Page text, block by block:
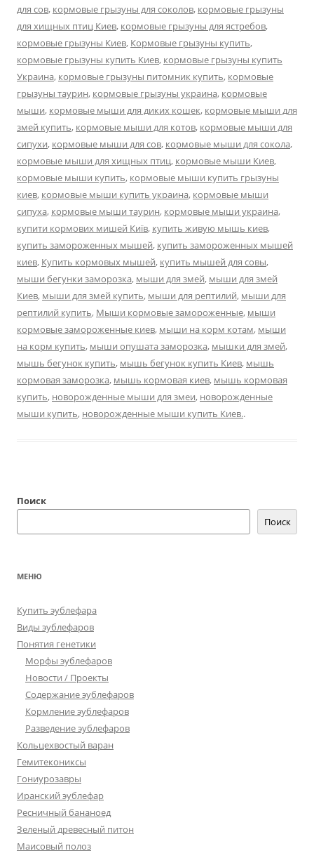
для сов, кормовые грызуны для соколов, кормовые грызуны
для хищных птиц Киев, кормовые грызуны для ястребов,
кормовые грызуны Киев, Кормовые грызуны купить,
кормовые грызуны купить Киев, кормовые грызуны купить
Украина, кормовые грызуны питомник купить, кормовые
грызуны таурин, кормовые грызуны украина, кормовые
мыши, кормовые мыши для диких кошек, кормовые мыши для
змей купить, кормовые мыши для котов, кормовые мыши для
сипухи, кормовые мыши для сов, кормовые мыши для сокола,
кормовые мыши для хищных птиц, кормовые мыши Киев,
кормовые мыши купить, кормовые мыши купить грызуны
киев, кормовые мыши купить украина, кормовые мыши
сипуха, кормовые мыши таурин, кормовые мыши украина,
купити кормових мишей Київ, купить живую мышь киев,
купить замороженных мышей, купить замороженных мышей
киев, Купить кормовых мышей, купить мышей для совы,
мыши бегунки заморозка, мыши для змей, мыши для змей
Киев, мыши для змей купить, мыши для рептилий, мыши для
рептилий купить, Мыши кормовые замороженные, мыши
кормовые замороженные киев, мыши на корм котам, мыши
на корм купить, мыши опушата заморозка, мышки для змей,
мышь бегунок купить, мышь бегунок купить Киев, мышь
кормовая заморозка, мышь кормовая киев, мышь кормовая
купить, новорожденные мыши для змеи, новорожденные
мыши купить, новорожденные мыши купить Киев..
Поиск
Поиск
МЕНЮ
Купить эублефара
Виды эублефаров
Понятия генетики
Морфы эублефаров
Новости / Проекты
Содержание эублефаров
Кормление эублефаров
Разведение эублефаров
Кольцехвостый варан
Гемитекониксы
Гониурозавры
Иранский эублефар
Ресничный бананоед
Зеленый древесный питон
Маисовый полоз